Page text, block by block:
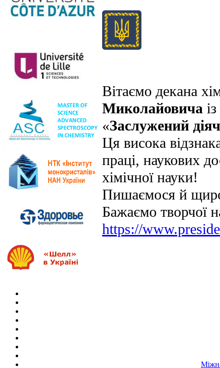
Вітаємо декана
Миколайовича
«Заслужений
Ця висока
праці, наукових
хімічної науки!
Пишаємося й
Бажаємо творчої
https://